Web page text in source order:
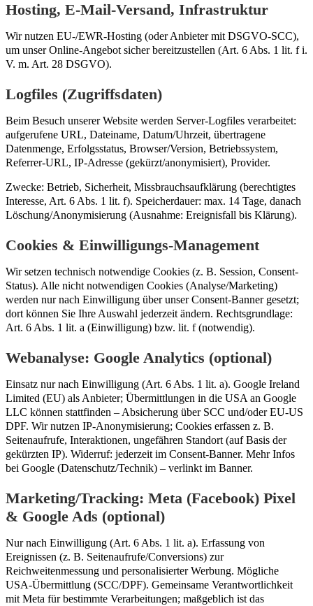
Hosting, E-Mail-Versand, Infrastruktur
Wir nutzen EU-/EWR-Hosting (oder Anbieter mit DSGVO-SCC),
um unser Online-Angebot sicher bereitzustellen (Art. 6 Abs. 1 lit. f i.
V. m. Art. 28 DSGVO).
Logfiles (Zugriffsdaten)
Beim Besuch unserer Website werden Server-Logfiles verarbeitet:
aufgerufene URL, Dateiname, Datum/Uhrzeit, übertragene
Datenmenge, Erfolgsstatus, Browser/Version, Betriebssystem,
Referrer-URL, IP-Adresse (gekürzt/anonymisiert), Provider.
Zwecke: Betrieb, Sicherheit, Missbrauchsaufklärung (berechtigtes
Interesse, Art. 6 Abs. 1 lit. f). Speicherdauer: max. 14 Tage, danach
Löschung/Anonymisierung (Ausnahme: Ereignisfall bis Klärung).
Cookies & Einwilligungs-Management
Wir setzen technisch notwendige Cookies (z. B. Session, Consent-
Status). Alle nicht notwendigen Cookies (Analyse/Marketing)
werden nur nach Einwilligung über unser Consent-Banner gesetzt;
dort können Sie Ihre Auswahl jederzeit ändern. Rechtsgrundlage:
Art. 6 Abs. 1 lit. a (Einwilligung) bzw. lit. f (notwendig).
Webanalyse: Google Analytics (optional)
Einsatz nur nach Einwilligung (Art. 6 Abs. 1 lit. a). Google Ireland
Limited (EU) als Anbieter; Übermittlungen in die USA an Google
LLC können stattfinden – Absicherung über SCC und/oder EU-US
DPF. Wir nutzen IP-Anonymisierung; Cookies erfassen z. B.
Seitenaufrufe, Interaktionen, ungefähren Standort (auf Basis der
gekürzten IP). Widerruf: jederzeit im Consent-Banner. Mehr Infos
bei Google (Datenschutz/Technik) – verlinkt im Banner.
Marketing/Tracking: Meta (Facebook) Pixel
& Google Ads (optional)
Nur nach Einwilligung (Art. 6 Abs. 1 lit. a). Erfassung von
Ereignissen (z. B. Seitenaufrufe/Conversions) zur
Reichweitenmessung und personalisierter Werbung. Mögliche
USA-Übermittlung (SCC/DPF). Gemeinsame Verantwortlichkeit
mit Meta für bestimmte Verarbeitungen; maßgeblich ist das